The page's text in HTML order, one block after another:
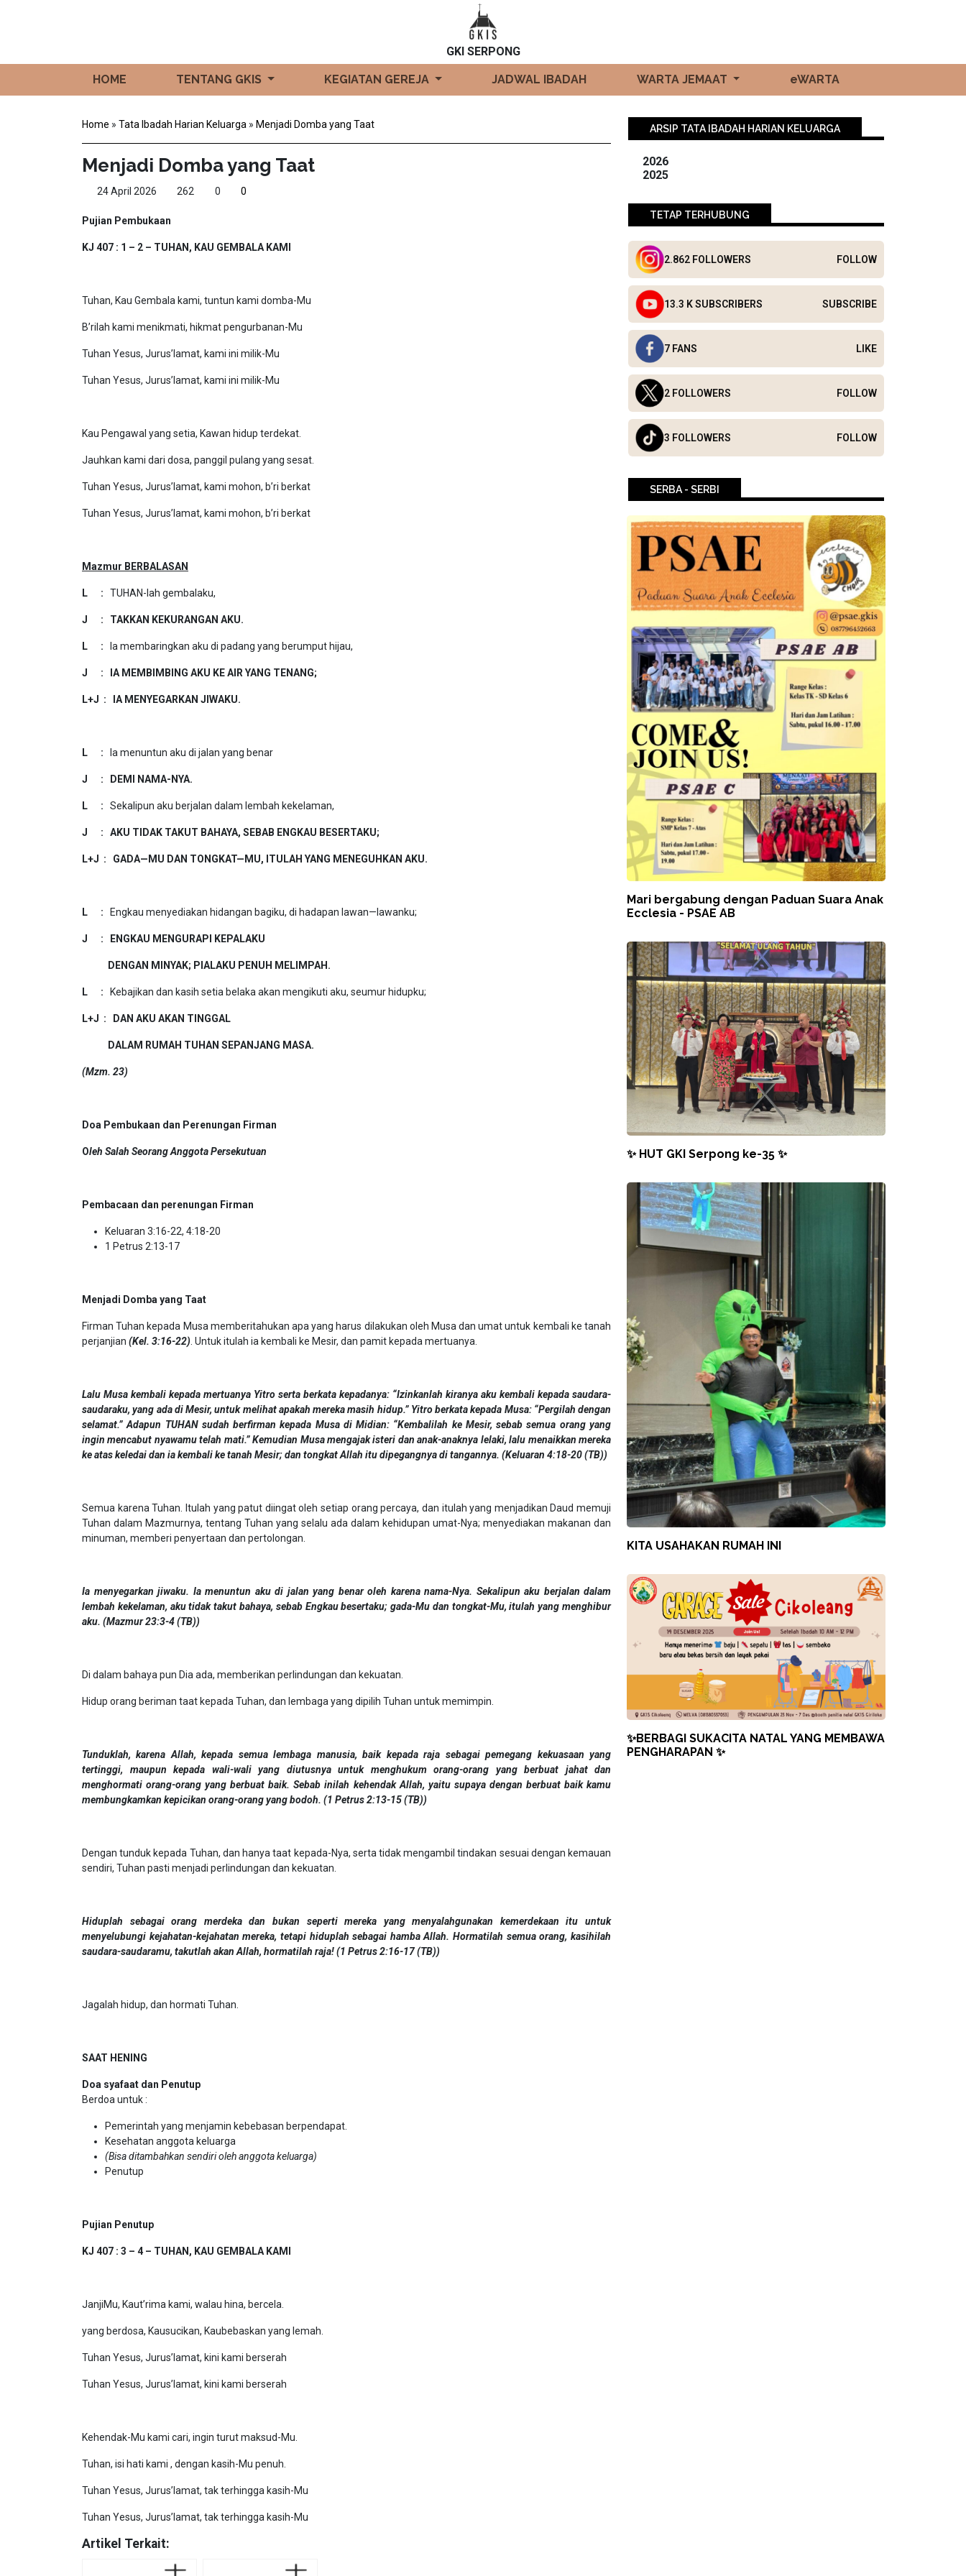
GKI SERPONG
HOME TENTANG GKIS KEGIATAN GEREJA JADWAL IBADAH WARTA JEMAAT eWARTA
Home » Tata Ibadah Harian Keluarga » Menjadi Domba yang Taat
Menjadi Domba yang Taat
24 April 2026 262 0 0
Pujian Pembukaan
KJ 407 : 1 – 2 – TUHAN, KAU GEMBALA KAMI
Tuhan, Kau Gembala kami, tuntun kami domba-Mu
B’rilah kami menikmati, hikmat pengurbanan-Mu
Tuhan Yesus, Jurus’lamat, kami ini milik-Mu
Tuhan Yesus, Jurus’lamat, kami ini milik-Mu
Kau Pengawal yang setia, Kawan hidup terdekat.
Jauhkan kami dari dosa, panggil pulang yang sesat.
Tuhan Yesus, Jurus’lamat, kami mohon, b’ri berkat
Tuhan Yesus, Jurus’lamat, kami mohon, b’ri berkat
Mazmur BERBALASAN
L : TUHAN-lah gembalaku,
J : TAKKAN KEKURANGAN AKU.
L : Ia membaringkan aku di padang yang berumput hijau,
J : IA MEMBIMBING AKU KE AIR YANG TENANG;
L+J : IA MENYEGARKAN JIWAKU.
L : Ia menuntun aku di jalan yang benar
J : DEMI NAMA-NYA.
L : Sekalipun aku berjalan dalam lembah kekelaman,
J : AKU TIDAK TAKUT BAHAYA, SEBAB ENGKAU BESERTAKU;
L+J : GADA—MU DAN TONGKAT—MU, ITULAH YANG MENEGUHKAN AKU.
L : Engkau menyediakan hidangan bagiku, di hadapan lawan—lawanku;
J : ENGKAU MENGURAPI KEPALAKU
DENGAN MINYAK; PIALAKU PENUH MELIMPAH.
L : Kebajikan dan kasih setia belaka akan mengikuti aku, seumur hidupku;
L+J : DAN AKU AKAN TINGGAL
DALAM RUMAH TUHAN SEPANJANG MASA.
(Mzm. 23)
Doa Pembukaan dan Perenungan Firman
Oleh Salah SeorangAnggotaPersekutuan
Pembacaan dan perenungan Firman
Keluaran 3:16-22, 4:18-20
1 Petrus 2:13-17
Menjadi Domba yang Taat
Firman Tuhan kepada Musa memberitahukan apa yang harus dilakukan oleh Musa dan umat untuk kembali ke tanah
perjanjian (Kel. 3:16-22) . Untuk itulah ia kembali ke Mesir, dan pamit kepada mertuanya.
Lalu Musa kembali kepada mertuanya Yitro serta berkata kepadanya: “Izinkanlah kiranya aku kembali kepada saudara-
saudaraku, yang ada di Mesir, untuk melihat apakah mereka masih hidup.” Yitro berkata kepada Musa: “Pergilah dengan
selamat.” Adapun TUHAN sudah berfirman kepada Musa di Midian: “Kembalilah ke Mesir, sebab semua orang yang
ingin mencabut nyawamu telah mati.” Kemudian Musa mengajak isteri dan anak-anaknya lelaki, lalu menaikkan mereka
ke atas keledai dan ia kembali ke tanah Mesir; dan tongkat Allah itu dipegangnya di tangannya. (Keluaran 4:18-20 (TB))
Semua karena Tuhan. Itulah yang patut diingat oleh setiap orang percaya, dan itulah yang menjadikan Daud memuji
Tuhan dalam Mazmurnya, tentang Tuhan yang selalu ada dalam kehidupan umat-Nya; menyediakan makanan dan
minuman, memberi penyertaan dan pertolongan.
Ia menyegarkan jiwaku. Ia menuntun aku di jalan yang benar oleh karena nama-Nya. Sekalipun aku berjalan dalam
lembah kekelaman, aku tidak takut bahaya, sebab Engkau besertaku; gada-Mu dan tongkat-Mu, itulah yang menghibur
aku. (Mazmur 23:3-4 (TB))
Di dalam bahaya pun Dia ada, memberikan perlindungan dan kekuatan.
Hidup orang beriman taat kepada Tuhan, dan lembaga yang dipilih Tuhan untuk memimpin.
Tunduklah, karena Allah, kepada semua lembaga manusia, baik kepada raja sebagai pemegang kekuasaan yang
tertinggi, maupun kepada wali-wali yang diutusnya untuk menghukum orang-orang yang berbuat jahat dan
menghormati orang-orang yang berbuat baik. Sebab inilah kehendak Allah, yaitu supaya dengan berbuat baik kamu
membungkamkan kepicikan orang-orang yang bodoh. (1 Petrus 2:13-15 (TB))
Dengan tunduk kepada Tuhan, dan hanya taat kepada-Nya, serta tidak mengambil tindakan sesuai dengan kemauan
sendiri, Tuhan pasti menjadi perlindungan dan kekuatan.
Hiduplah sebagai orang merdeka dan bukan seperti mereka yang menyalahgunakan kemerdekaan itu untuk
menyelubungi kejahatan-kejahatan mereka, tetapi hiduplah sebagai hamba Allah. Hormatilah semua orang, kasihilah
saudara-saudaramu, takutlah akan Allah, hormatilah raja! (1 Petrus 2:16-17 (TB))
Jagalah hidup, dan hormati Tuhan.
SAAT HENING
Doa syafaat dan Penutup
Berdoa untuk :
Pemerintah yang menjamin kebebasan berpendapat.
Kesehatan anggota keluarga
(Bisa ditambahkan sendiri oleh anggota keluarga)
Penutup
Pujian Penutup
KJ 407 : 3 – 4 – TUHAN, KAU GEMBALA KAMI
JanjiMu, Kaut’rima kami, walau hina, bercela.
yang berdosa, Kausucikan, Kaubebaskan yang lemah.
Tuhan Yesus, Jurus’lamat, kini kami berserah
Tuhan Yesus, Jurus’lamat, kini kami berserah
Kehendak-Mu kami cari, ingin turut maksud-Mu.
Tuhan, isi hati kami , dengan kasih-Mu penuh.
Tuhan Yesus, Jurus’lamat, tak terhingga kasih-Mu
Tuhan Yesus, Jurus’lamat, tak terhingga kasih-Mu
Artikel Terkait:
ARSIP TATA IBADAH HARIAN KELUARGA
2026
2025
TETAP TERHUBUNG
2.862 FOLLOWERS FOLLOW
13.3 K SUBSCRIBERS SUBSCRIBE
7 FANS LIKE
2 FOLLOWERS FOLLOW
3 FOLLOWERS FOLLOW
SERBA - SERBI
Mari bergabung dengan Paduan Suara Anak
Ecclesia - PSAE AB
✨ HUT GKI Serpong ke-35 ✨
KITA USAHAKAN RUMAH INI
✨BERBAGI SUKACITA NATAL YANG MEMBAWA
PENGHARAPAN ✨